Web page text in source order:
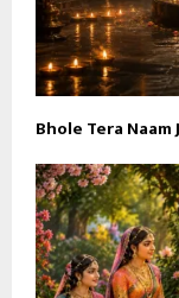
Bhole Tera Naam